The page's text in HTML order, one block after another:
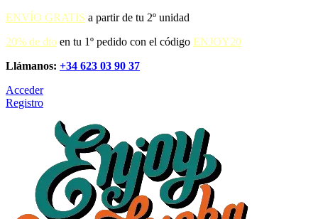
ENVÍO GRATIS a partir de tu 2º unidad
20% de dto en tu 1º pedido con el código ENJOY20
Llámanos: +34 623 03 90 37
Acceder
Registro